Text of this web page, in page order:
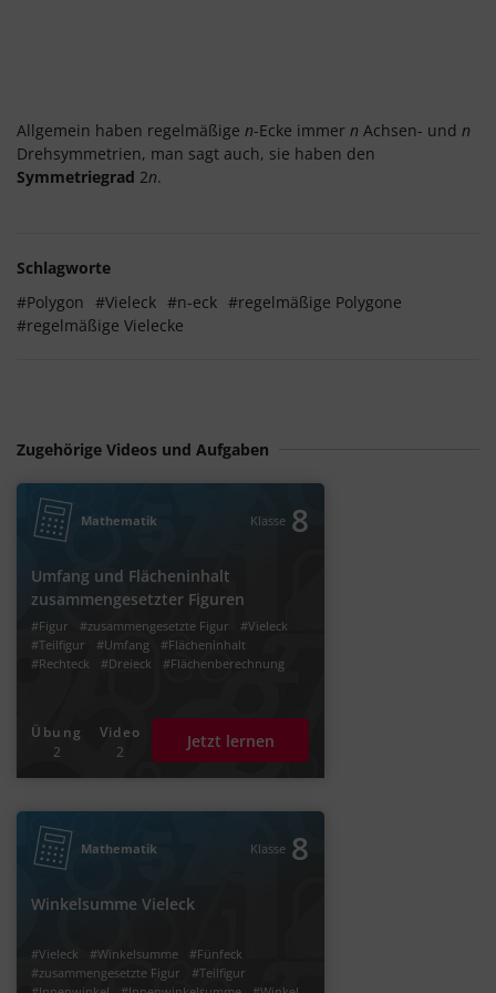
Allgemein haben regelmäßige n-Ecke immer n Achsen- und n
Drehsymmetrien, man sagt auch, sie haben den
Symmetriegrad 2n.
Schlagworte
#Polygon #Vieleck #n-eck #regelmäßige Polygone
#regelmäßige Vielecke
Zugehörige Videos und Aufgaben
Mathematik Klasse 8
Umfang und Flächeninhalt
zusammengesetzter Figuren
#Figur #zusammengesetzte Figur
#Vieleck
#Teilfigur
#Umfang
#Flächeninhalt
#Rechteck
#Dreieck #Flächenberechnung
Übung
2
Video
2
Jetzt lernen
Mathematik Klasse 8
Winkelsumme Vieleck
#Vieleck #Winkelsumme
#Fünfeck
#zusammengesetzte Figur
#Teilfigur